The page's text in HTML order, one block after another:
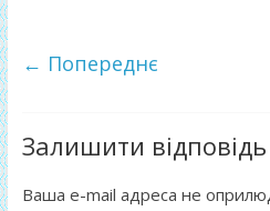
b
o
k
er л
т
и
← Попереднє
Залишити відповідь
Ваша e-mail адреса не